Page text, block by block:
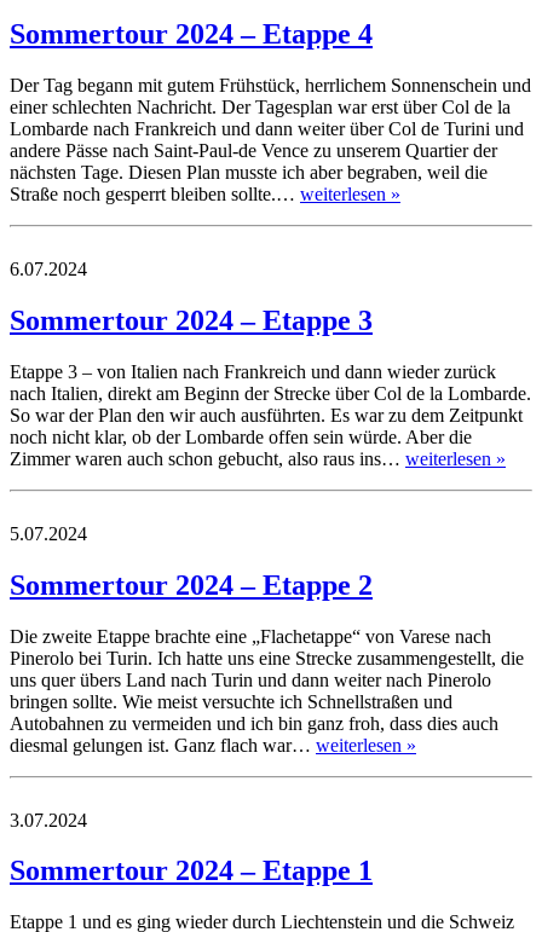
Sommertour 2024 – Etappe 4
Der Tag begann mit gutem Frühstück, herrlichem Sonnenschein und
einer schlechten Nachricht. Der Tagesplan war erst über Col de la
Lombarde nach Frankreich und dann weiter über Col de Turini und
andere Pässe nach Saint-Paul-de Vence zu unserem Quartier der
nächsten Tage. Diesen Plan musste ich aber begraben, weil die
Straße noch gesperrt bleiben sollte.… weiterlesen »
6.07.2024
Sommertour 2024 – Etappe 3
Etappe 3 – von Italien nach Frankreich und dann wieder zurück
nach Italien, direkt am Beginn der Strecke über Col de la Lombarde.
So war der Plan den wir auch ausführten. Es war zu dem Zeitpunkt
noch nicht klar, ob der Lombarde offen sein würde. Aber die
Zimmer waren auch schon gebucht, also raus ins… weiterlesen »
5.07.2024
Sommertour 2024 – Etappe 2
Die zweite Etappe brachte eine „Flachetappe“ von Varese nach
Pinerolo bei Turin. Ich hatte uns eine Strecke zusammengestellt, die
uns quer übers Land nach Turin und dann weiter nach Pinerolo
bringen sollte. Wie meist versuchte ich Schnellstraßen und
Autobahnen zu vermeiden und ich bin ganz froh, dass dies auch
diesmal gelungen ist. Ganz flach war… weiterlesen »
3.07.2024
Sommertour 2024 – Etappe 1
Etappe 1 und es ging wieder durch Liechtenstein und die Schweiz